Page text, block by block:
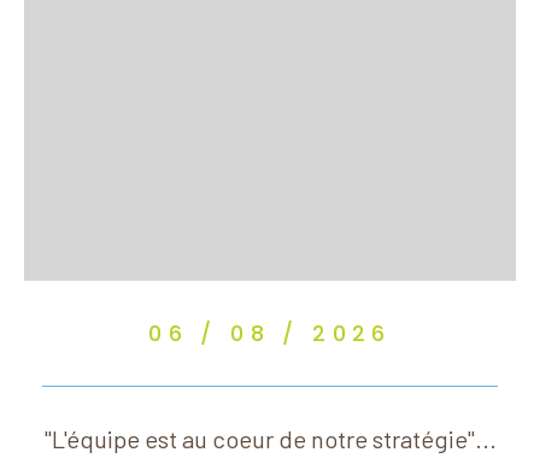
06 / 08 / 2026
"L'équipe est au coeur de notre stratégie"...